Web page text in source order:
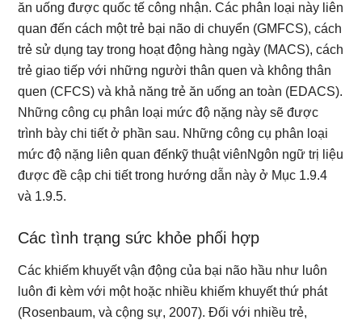
ăn uống được quốc tế công nhận. Các phân loại này liên
quan đến cách một trẻ bại não di chuyển (GMFCS), cách
trẻ sử dụng tay trong hoạt động hàng ngày (MACS), cách
trẻ giao tiếp với những người thân quen và không thân
quen (CFCS) và khả năng trẻ ăn uống an toàn (EDACS).
Những công cụ phân loại mức độ nặng này sẽ được
trình bày chi tiết ở phần sau. Những công cụ phân loại
mức độ nặng liên quan đếnkỹ thuật viênNgôn ngữ trị liệu
được đề cập chi tiết trong hướng dẫn này ở Mục 1.9.4
và 1.9.5.
Các tình trạng sức khỏe phối hợp
Các khiếm khuyết vận động của bại não hầu như luôn
luôn đi kèm với một hoặc nhiều khiếm khuyết thứ phát
(Rosenbaum, và cộng sự, 2007). Đối với nhiều trẻ,